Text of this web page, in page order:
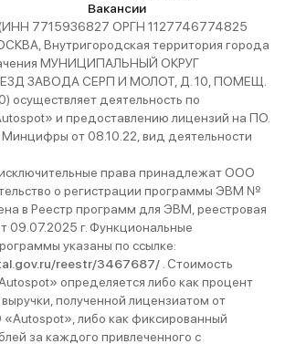
Вакансии
7715936827 ОРГН 1127746774825
Внутригородская территория города
МУНИЦИПАЛЬНЫЙ ОКРУГ
ЗАВОДА СЕРП И МОЛОТ, Д. 10, ПОМЕЩ.
деятельность по
и предоставлению лицензий на ПО.
от 08.10.22, вид деятельности
права принадлежат ООО
о регистрации программы ЭВМ №
в Реестр программ для ЭВМ, реестровая
09.07.2025 г. Функциональные
указаны по ссылке:
reestr/3467687/ . Стоимость
определяется либо как процент
полученной лицензиатом от
либо как фиксированный
за каждого привлеченного с